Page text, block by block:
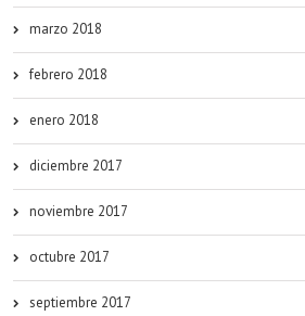
marzo 2018
febrero 2018
enero 2018
diciembre 2017
noviembre 2017
octubre 2017
septiembre 2017